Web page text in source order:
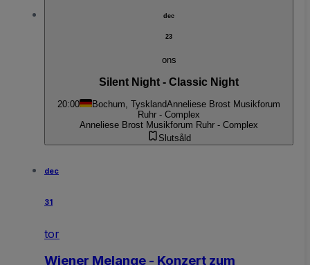
dec
23
ons
Silent Night - Classic Night
20:00 Bochum, TysklandAnneliese Brost Musikforum
Ruhr - Complex
Anneliese Brost Musikforum Ruhr - Complex
Slutsåld
dec
31
tor
Wiener Melange - Konzert zum